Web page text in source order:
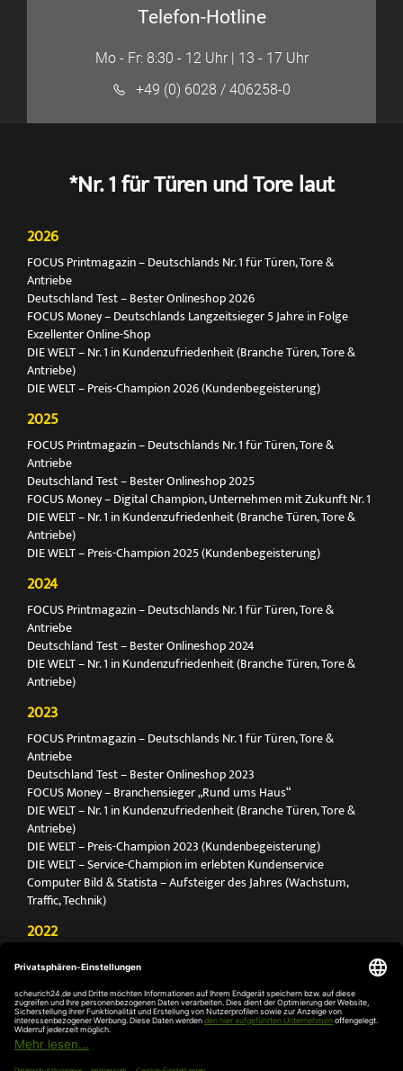
Telefon-Hotline
Mo - Fr: 8:30 - 12 Uhr | 13 - 17 Uhr
+49 (0) 6028 / 406258-0
*Nr. 1 für Türen und Tore laut
2026
FOCUS Printmagazin – Deutschlands Nr. 1 für Türen, Tore &
Antriebe
Deutschland Test – Bester Onlineshop 2026
FOCUS Money – Deutschlands Langzeitsieger 5 Jahre in Folge
Exzellenter Online-Shop
DIE WELT – Nr. 1 in Kundenzufriedenheit (Branche Türen, Tore &
Antriebe)
DIE WELT – Preis-Champion 2026 (Kundenbegeisterung)
2025
FOCUS Printmagazin – Deutschlands Nr. 1 für Türen, Tore &
Antriebe
Deutschland Test – Bester Onlineshop 2025
FOCUS Money – Digital Champion, Unternehmen mit Zukunft Nr. 1
DIE WELT – Nr. 1 in Kundenzufriedenheit (Branche Türen, Tore &
Antriebe)
DIE WELT – Preis-Champion 2025 (Kundenbegeisterung)
2024
FOCUS Printmagazin – Deutschlands Nr. 1 für Türen, Tore &
Antriebe
Deutschland Test – Bester Onlineshop 2024
DIE WELT – Nr. 1 in Kundenzufriedenheit (Branche Türen, Tore &
Antriebe)
2023
FOCUS Printmagazin – Deutschlands Nr. 1 für Türen, Tore &
Antriebe
Deutschland Test – Bester Onlineshop 2023
FOCUS Money – Branchensieger „Rund ums Haus“
DIE WELT – Nr. 1 in Kundenzufriedenheit (Branche Türen, Tore &
Antriebe)
DIE WELT – Preis-Champion 2023 (Kundenbegeisterung)
DIE WELT – Service-Champion im erlebten Kundenservice
Computer Bild & Statista – Aufsteiger des Jahres (Wachstum,
Traffic, Technik)
2022
Antriebe
Deutschland Test – Bester Onlineshop 2022
FOCUS Money – Branchensieger „Rund ums Haus“
DIE WELT – Service-Champion im erlebten Kundenservice
DIE WELT – Branchengewinner Gold-Rang (Türen, Tore & Antriebe)